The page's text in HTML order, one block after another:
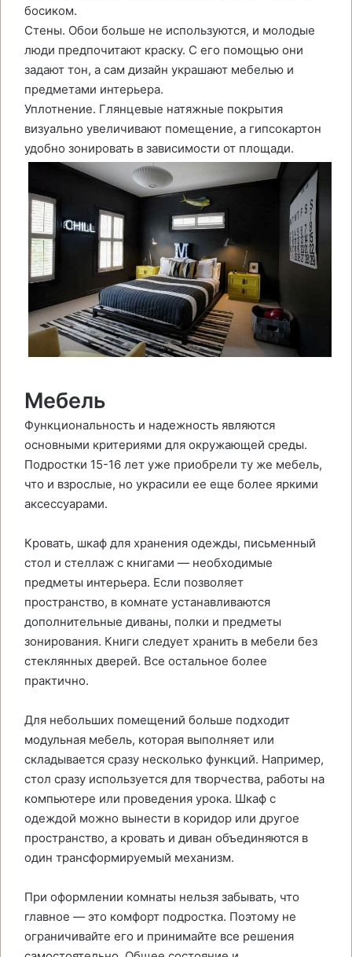
босиком.
Стены. Обои больше не используются, и молодые
люди предпочитают краску. С его помощью они
задают тон, а сам дизайн украшают мебелью и
предметами интерьера.
Уплотнение. Глянцевые натяжные покрытия
визуально увеличивают помещение, а гипсокартон
удобно зонировать в зависимости от площади.
Мебель
Функциональность и надежность являются
основными критериями для окружающей среды.
Подростки 15-16 лет уже приобрели ту же мебель,
что и взрослые, но украсили ее еще более яркими
аксессуарами.
Кровать, шкаф для хранения одежды, письменный
стол и стеллаж с книгами — необходимые
предметы интерьера. Если позволяет
пространство, в комнате устанавливаются
дополнительные диваны, полки и предметы
зонирования. Книги следует хранить в мебели без
стеклянных дверей. Все остальное более
практично.
Для небольших помещений больше подходит
модульная мебель, которая выполняет или
складывается сразу несколько функций. Например,
стол сразу используется для творчества, работы на
компьютере или проведения урока. Шкаф с
одеждой можно вынести в коридор или другое
пространство, а кровать и диван объединяются в
один трансформируемый механизм.
При оформлении комнаты нельзя забывать, что
главное — это комфорт подростка. Поэтому не
ограничивайте его и принимайте все решения